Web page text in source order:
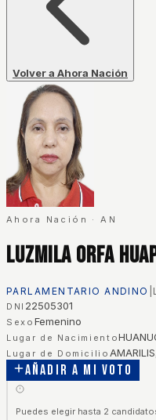
Volver a Ahora Nación
Ahora Nación ·AN
Luzmila Orfa
PARLAMENTARIO ANDINO
DNI 22505301
Sexo Femenino
Lugar de Nacimiento
Lugar de Domicilio
Añadir a mi voto
Puedes elegir hasta 2